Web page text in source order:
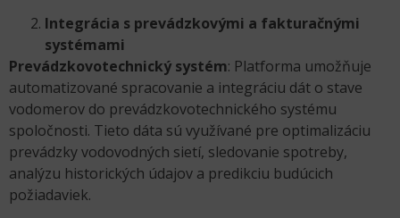
Integrácia s prevádzkovými a fakturačnými
systémami
Prevádzkovotechnický systém: Platforma umožňuje
automatizované spracovanie a integráciu dát o stave
vodomerov do prevádzkovotechnického systému
spoločnosti. Tieto dáta sú využívané pre optimalizáciu
prevádzky vodovodných sietí, sledovanie spotreby,
analýzu historických údajov a predikciu budúcich
požiadaviek.